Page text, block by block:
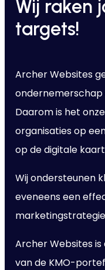
Wij raken
targets!
Archer Websites
Daarom is het
organisaties op
op de digitale
Wij ondersteunen
eveneens een
Archer Websites
van de KMO-